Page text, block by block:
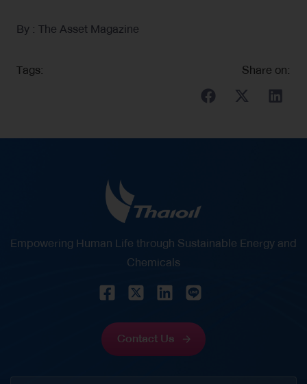
By : The Asset Magazine
Tags: Share on:
Empowering Human Life through Sustainable Energy and
Chemicals
Contact Us